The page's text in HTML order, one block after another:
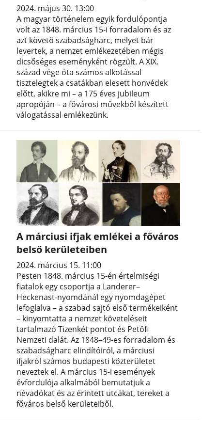
2024. május 30. 13:00
A magyar történelem egyik fordulópontja
volt az 1848. március 15-i forradalom és az
azt követő szabadságharc, melyet bár
levertek, a nemzet emlékezetében mégis
dicsőséges eseményként rögzült. A XIX.
század vége óta számos alkotással
tisztelegtek a csatákban elesett honvédek
előtt, akikre mi – a 175 éves jubileum
apropóján – a fővárosi művekből készített
válogatással emlékezünk.
A márciusi ifjak emlékei a főváros
belső kerületeiben
2024. március 15. 11:00
Pesten 1848. március 15-én értelmiségi
fiatalok egy csoportja a Landerer–
Heckenast-nyomdánál egy nyomdagépet
lefoglalva – a szabad sajtó első termékeiként
– kinyomtatta a nemzet követeléseit
tartalmazó Tizenkét pontot és Petőfi
Nemzeti dalát. Az 1848–49-es forradalom és
szabadságharc elindítóiról, a márciusi
ifjakról számos budapesti közterületet
neveztek el. A március 15-i események
évfordulója alkalmából bemutatjuk a
névadókat és az érintett utcákat, tereket a
főváros belső kerületeiből.